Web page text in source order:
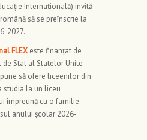
Internațională) invită
să se preînscrie la
2027.
FLEXeste finanțat de
Stat al Statelor Unite
să ofere liceenilor din
studia la un liceu
împreună cu o familie
anului școlar 2026-